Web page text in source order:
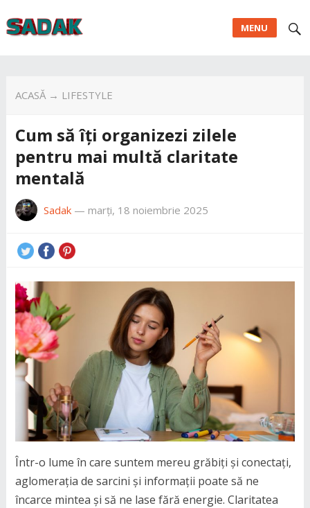
MENU
ACASĂ→ LIFESTYLE
Cum să îți organizezi zilele
pentru mai multă claritate
mentală
Sadak— marți, 18 noiembrie 2025
Într-o lume în care suntem mereu grăbiți și conectați,
aglomerația de sarcini și informații poate să ne
încarce mintea și să ne lase fără energie. Claritatea